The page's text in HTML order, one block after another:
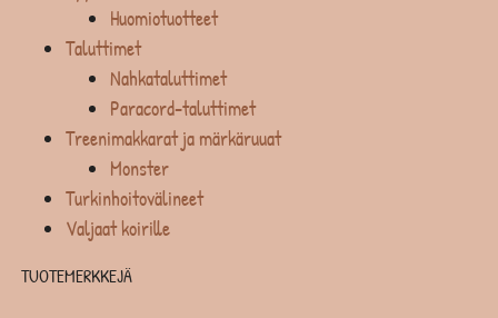
Huomiotuotteet
Taluttimet
Nahkataluttimet
Paracord-taluttimet
Treenimakkarat ja märkäruuat
Monster
Turkinhoitovälineet
Valjaat koirille
TUOTEMERKKEJÄ